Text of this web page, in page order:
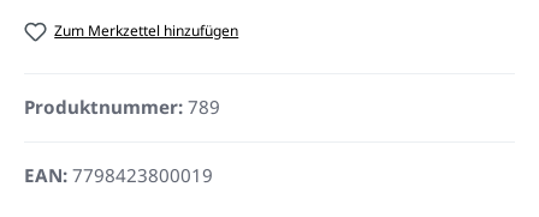
Zum Merkzettel hinzufügen
Produktnummer: 789
EAN: 7798423800019